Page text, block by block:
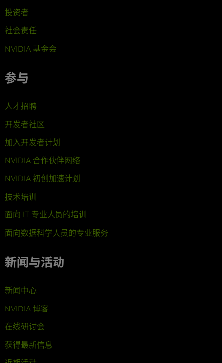
投资者
社会责任
NVIDIA 基金会
参与
人才招聘
开发者社区
加入开发者计划
NVIDIA 合作伙伴网络
NVIDIA 初创加速计划
技术培训
面向 IT 专业人员的培训
面向数据科学人员的专业服务
新闻与活动
新闻中心
NVIDIA 博客
在线研讨会
获得最新信息